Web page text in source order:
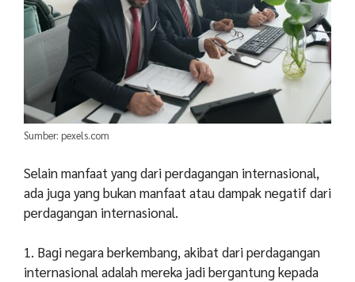
Sumber: pexels.com
Selain manfaat yang dari perdagangan internasional,
ada juga yang bukan manfaat atau dampak negatif dari
perdagangan internasional.
1. Bagi negara berkembang, akibat dari perdagangan
internasional adalah mereka jadi bergantung kepada